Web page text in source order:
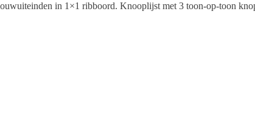
in 1×1 ribboord. Knooplijst met 3 toon-op-toon